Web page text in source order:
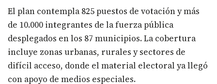
El plan contempla 825 puestos de votación y más
de 10.000 integrantes de la fuerza pública
desplegados en los 87 municipios. La cobertura
incluye zonas urbanas, rurales y sectores de
difícil acceso, donde el material electoral ya llegó
con apoyo de medios especiales.